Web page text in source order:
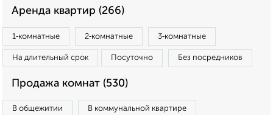
Аренда квартир (266)
1‑комнатные 2‑комнатные 3‑комнатные
На длительный срок Посуточно Без посредников
Продажа комнат (530)
В общежитии В коммунальной квартире